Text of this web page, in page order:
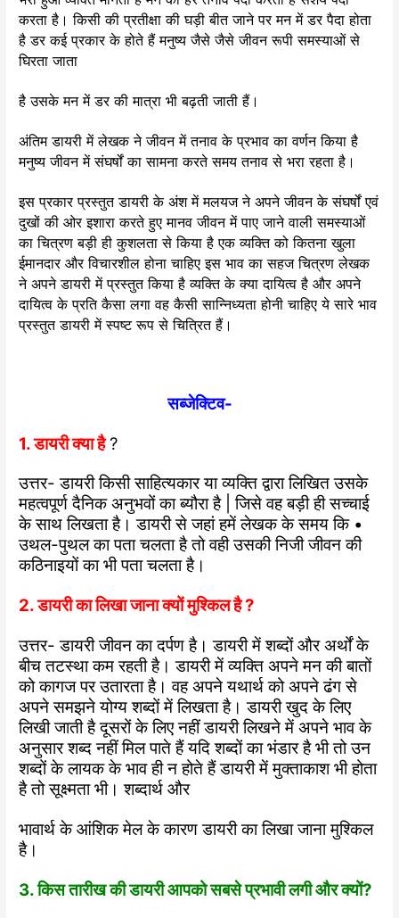
करता है। किसी की प्रतीक्षा की घड़ी बीत जाने पर मन में डर पैदा होता
है डर कई प्रकार के होते हैं मनुष्य जैसे जैसे जीवन रूपी समस्याओं से
घिरता जाता
है उसके मन में डर की मात्रा भी बढ़ती जाती हैं।
अंतिम डायरी में लेखक ने जीवन में तनाव के प्रभाव का वर्णन किया है
मनुष्य जीवन में संघर्षों का सामना करते समय तनाव से भरा रहता है।
इस प्रकार प्रस्तुत डायरी के अंश में मलयज ने अपने जीवन के संघर्षों एवं
दुखों की ओर इशारा करते हुए मानव जीवन में पाए जाने वाली समस्याओं
का चित्रण बड़ी ही कुशलता से किया है एक व्यक्ति को कितना खुला
ईमानदार और विचारशील होना चाहिए इस भाव का सहज चित्रण लेखक
ने अपने डायरी में प्रस्तुत किया है व्यक्ति के क्या दायित्व है और अपने
दायित्व के प्रति कैसा लगा वह कैसी सान्निध्यता होनी चाहिए ये सारे भाव
प्रस्तुत डायरी में स्पष्ट रूप से चित्रित हैं।
सब्जेक्टिव-
1. डायरी क्या है ?
उत्तर- डायरी किसी साहित्यकार या व्यक्ति द्वारा लिखित उसके
महत्वपूर्ण दैनिक अनुभवों का ब्यौरा है | जिसे वह बड़ी ही सच्चाई
के साथ लिखता है। डायरी से जहां हमें लेखक के समय कि •
उथल-पुथल का पता चलता है तो वही उसकी निजी जीवन की
कठिनाइयों का भी पता चलता है।
2. डायरी का लिखा जाना क्यों मुश्किल है ?
उत्तर- डायरी जीवन का दर्पण है। डायरी में शब्दों और अर्थों के
बीच तटस्था कम रहती है। डायरी में व्यक्ति अपने मन की बातों
को कागज पर उतारता है। वह अपने यथार्थ को अपने ढंग से
अपने समझने योग्य शब्दों में लिखता है। डायरी खुद के लिए
लिखी जाती है दूसरों के लिए नहीं डायरी लिखने में अपने भाव के
अनुसार शब्द नहीं मिल पाते हैं यदि शब्दों का भंडार है भी तो उन
शब्दों के लायक के भाव ही न होते हैं डायरी में मुक्ताकाश भी होता
है तो सूक्ष्मता भी। शब्दार्थ और
भावार्थ के आंशिक मेल के कारण डायरी का लिखा जाना मुश्किल
है।
3. किस तारीख की डायरी आपको सबसे प्रभावी लगी और क्यों?